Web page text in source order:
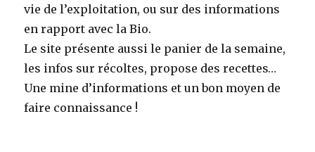
vie de l’exploitation, ou sur des informations
en rapport avec la Bio.
Le site présente aussi le panier de la semaine,
les infos sur récoltes, propose des recettes…
Une mine d’informations et un bon moyen de
faire connaissance !